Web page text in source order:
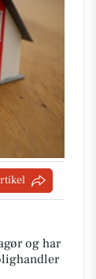
og har